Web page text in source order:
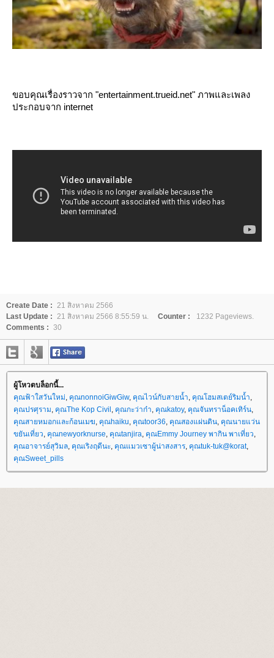
ขอบคุณเรื่องราวจาก "entertainment.trueid.net" ภาพและเพลง
ประกอบจาก internet
Create Date : 21 สิงหาคม 2566
Last Update : 21 สิงหาคม 2566 8:55:59 น. Counter :
1232 Pageviews.
Comments : 30
ผู้โหวตบล็อกนี้...
คุณฟ้าใสวันใหม่, คุณnonnoiGiwGiw, คุณไวน์กับสายน้ำ, คุณโฮมสเตย์ริมน้ำ,
คุณปรศุราม, คุณThe Kop Civil , คุณกะว่าก๋า, คุณkatoy, คุณจันทราน็อคเทิร์น,
คุณสายหมอกและก้อนเมฆ, คุณhaiku, คุณtoor36, คุณสองแผ่นดิน, คุณนายแว่น
ขยันเที่ยว, คุณnewyorknurse, คุณtanjira, คุณEmmy Journey พากิน พาเที่ยว,
คุณอาจารย์สุวิมล, คุณเริงฤดีนะ, คุณแมวเซาผู้น่าสงสาร, คุณtuk-tuk@korat,
คุณSweet_pills